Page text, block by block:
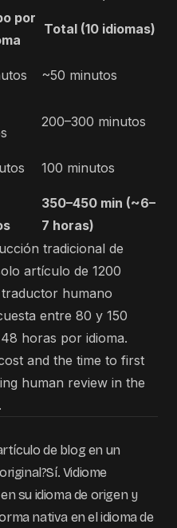
por
Total (10 idiomas)
~50 minutos
200–300 minutos
100 minutos
350–450 min (~6–
7 horas)
tradicional de
artículo de 1200
humano
entre 80 y 150
horas por idioma.
and the time to first
human review in the
de blog en un
Vidiome
su idioma de origen y
nativa en el idioma de